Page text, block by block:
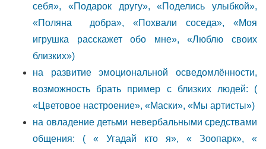
себя», «Подарок другу», «Поделись улыбкой»,
«Поляна добра», «Похвали соседа», «Моя
игрушка расскажет обо мне», «Люблю своих
близких»)
на развитие эмоциональной осведомлённости,
возможность брать пример с близких людей: (
«Цветовое настроение», «Маски», «Мы артисты»)
на овладение детьми невербальными средствами
общения: ( « Угадай кто я», « Зоопарк», «